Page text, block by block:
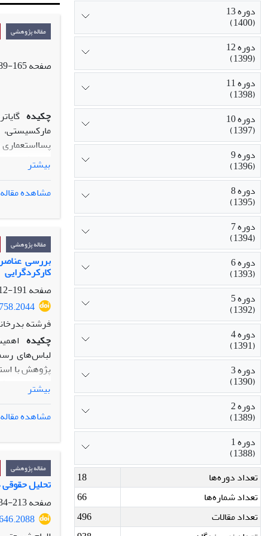
دوره 13
(1400)
دوره 12
(1399)
دوره 11
(1398)
دوره 10
(1397)
دوره 9
(1396)
دوره 8
(1395)
دوره 7
(1394)
دوره 6
(1393)
دوره 5
(1392)
دوره 4
(1391)
دوره 3
(1390)
دوره 2
(1389)
دوره 1
(1388)
تعداد دوره‌ها
18
تعداد شماره‌ها
66
تعداد مقالات
496
مقاله پژوهشی
صفحه165-189
چکیده
بهناز
صورت گرفته
برابر
پژوهش حاضر
قدرت،
فرودست می
سوژه
دیگری
بیشتر
مشاهده مقاله
مقاله پژوهشی
کارکردگرایی
صفحه191-212
فرشته
چکیده
لباس‌های
پژوهش با
استفاده
هدفمند
بر طراحی
البسه نیز
پدیدار
بیشتر
مشاهده مقاله
مقاله پژوهشی
تحلیل حقوقی
صفحه213-234